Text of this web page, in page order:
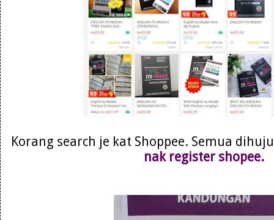
Korang search je kat Shoppee. Semua
nak register shopee.